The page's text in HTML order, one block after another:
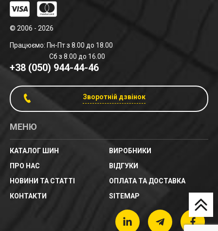
© 2006 - 2026
Працюємо: Пн-Пт з 8.00 до 18.00
Сб з 8.00 до 16.00
+38 (050) 944-44-46
Зворотній дзвінок
МЕНЮ
КАТАЛОГ ШИН
ВИРОБНИКИ
ПРО НАС
ВІДГУКИ
НОВИНИ ТА СТАТТІ
ОПЛАТА ТА ДОСТАВКА
КОНТАКТИ
SITEMAP